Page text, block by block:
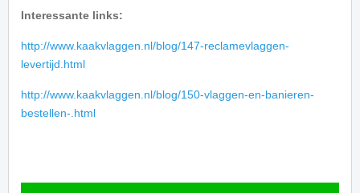
Interessante links:
http://www.kaakvlaggen.nl/blog/147-reclamevlaggen-
levertijd.html
http://www.kaakvlaggen.nl/blog/150-vlaggen-en-banieren-
bestellen-.html